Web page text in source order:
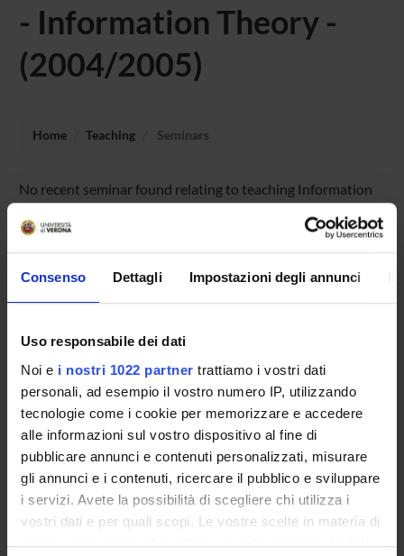
Consenso Dettagli Impostazioni degli annunci
Uso responsabile dei dati
Noi e i nostri 1022 partner trattiamo i vostri dati
personali, ad esempio il vostro numero IP, utilizzando
tecnologie come i cookie per memorizzare e accedere
alle informazioni sul vostro dispositivo al fine di
pubblicare annunci e contenuti personalizzati, misurare
gli annunci e i contenuti, ricercare il pubblico e sviluppare
i servizi. Avete la possibilità di scegliere chi utilizza i
vostri dati e per quali scopi. Le vostre scelte in materia di
privacy sono applicabili solo su questa proprietà digitale
- Information Theory -
(2004/2005)
Home Teaching Seminars
No recent seminar found relating to teaching Information
Theory.
PHD PROGRAMMES AND POSTGRADUATE
TRAINING
Contacts
People
Places
Calendar